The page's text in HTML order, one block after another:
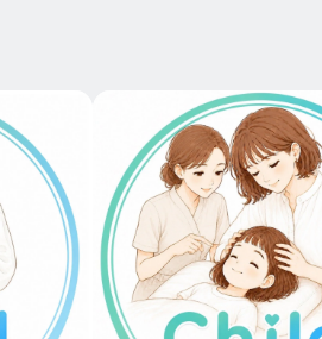
コース（セラピストとインストラク
ムセラピスト｜ベッドに寝る＆椅子に
detail/00232121400432
技術を習得！収入アップを叶えるW
トラクターコース【基礎から上級ヘ